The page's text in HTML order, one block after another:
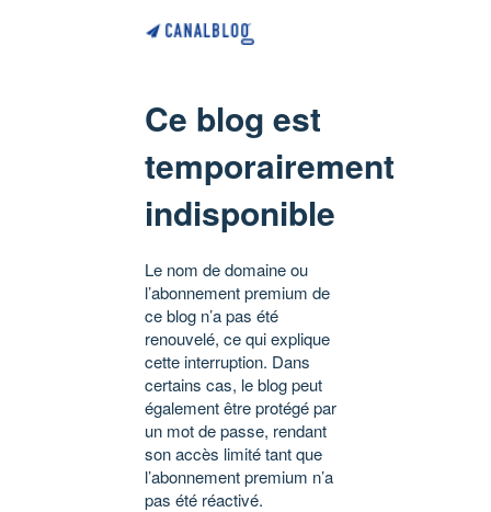
Ce blog est
temporairement
indisponible
Le nom de domaine ou
l’abonnement premium de
ce blog n’a pas été
renouvelé, ce qui explique
cette interruption. Dans
certains cas, le blog peut
également être protégé par
un mot de passe, rendant
son accès limité tant que
l’abonnement premium n’a
pas été réactivé.